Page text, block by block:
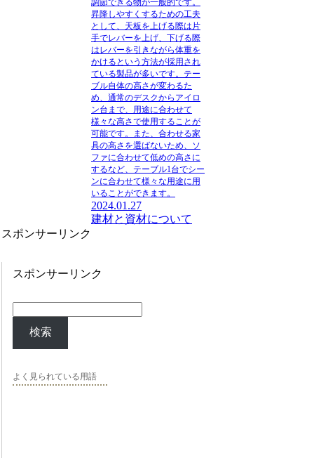
調節できる物が一般的です。
昇降しやすくするための工夫
として、天板を上げる際は片
手でレバーを上げ、下げる際
はレバーを引きながら体重を
かけるという方法が採用され
ている製品が多いです。テー
ブル自体の高さが変わるた
め、通常のデスクからアイロ
ン台まで、用途に合わせて
様々な高さで使用することが
可能です。また、合わせる家
具の高さを選ばないため、ソ
ファに合わせて低めの高さに
するなど、テーブル1台でシー
ンに合わせて様々な用途に用
いることができます。
2024.01.27
建材と資材について
スポンサーリンク
スポンサーリンク
検索
よく見られている用語